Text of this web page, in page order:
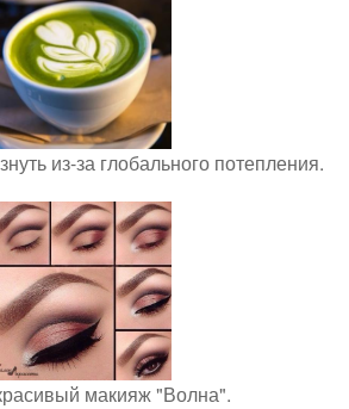
из-за глобального потепления.
макияж "Волна".